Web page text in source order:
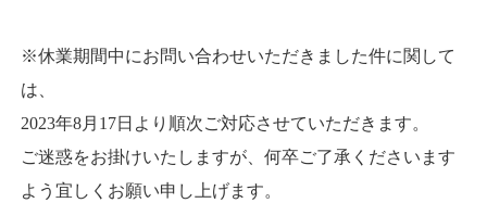
※休業期間中にお問い合わせいただきました件に関して
は、
2023年8月17日より順次ご対応させていただきます。
ご迷惑をお掛けいたしますが、何卒ご了承くださいます
よう宜しくお願い申し上げます。